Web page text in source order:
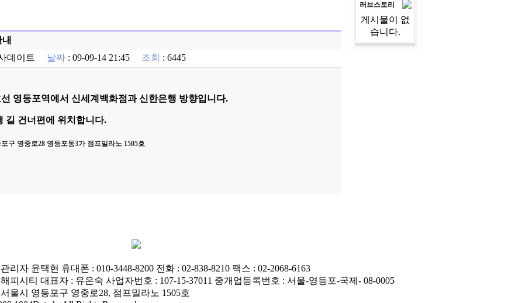
데이트 날짜: 09-09-14 21:45 조회 : 6445
영등포역에서 신세계백화점과 신한은행 방향입니다.
길 건너편에 위치합니다.
구 영중로28 영등포동3가 점프밀라노 1505호
러브스토리
게시물이 없
습니다.
리자 윤택현 휴대폰 : 010-3448-8200 전화 : 02-838-8210 팩스 : 02-2068-6163
피시티 대표자 : 유은숙 사업자번호 : 107-15-37011 중개업등록번호 : 서울-영등포-국제- 08-0005
울시 영등포구 영중로28, 점프밀라노 1505호